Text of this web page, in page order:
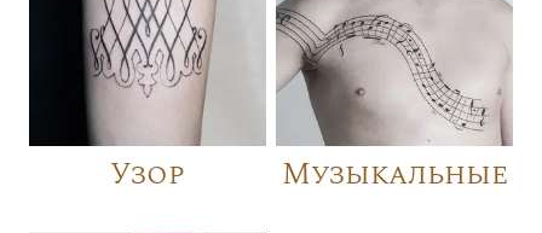
Узор Музыкальные